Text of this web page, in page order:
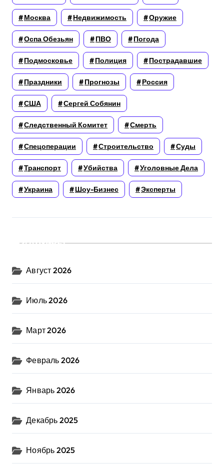
Москва Недвижимость Оружие
Оспа Обезьян ПВО Погода
Подмосковье Полиция Пострадавшие
Праздники Прогнозы Россия
США Сергей Собянин
Следственный Комитет Смерть
Спецоперации Строительство Суды
Транспорт Убийства Уголовные Дела
Украина Шоу-Бизнес Эксперты
Архивы
Август 2026
Июль 2026
Март 2026
Февраль 2026
Январь 2026
Декабрь 2025
Ноябрь 2025